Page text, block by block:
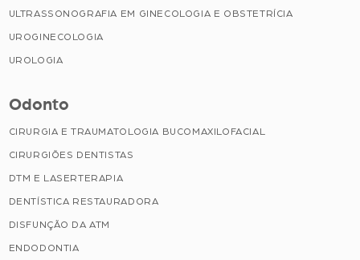
ULTRASSONOGRAFIA EM GINECOLOGIA E OBSTETRÍCIA
UROGINECOLOGIA
UROLOGIA
Odonto
CIRURGIA E TRAUMATOLOGIA BUCOMAXILOFACIAL
CIRURGIÕES DENTISTAS
DTM E LASERTERAPIA
DENTÍSTICA RESTAURADORA
DISFUNÇÃO DA ATM
ENDODONTIA